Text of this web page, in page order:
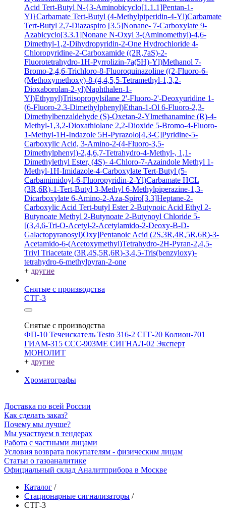
Acid Tert-Butyl N-{3-Aminobicyclo[1.1.1]Pentan-1-
Yl}Carbamate Tert-Butyl (4-Methylpiperidin-4-Yl)Carbamate
Tert-Butyl 2,7-Diazaspiro [3.5]Nonane- 7-Carboxylate 9-
Azabicyclo[3.3.1]Nonane N-Oxyl 3-(Aminomethyl)-4,6-
Dimethyl-1,2-Dihydropyridin-2-One Hydrochloride 4-
Chloropyridine-2-Carboxamide ((2R,7aS)-2-
Fluorotetrahydro-1H-Pyrrolizin-7a(5H)-Yl)Methanol 7-
Bromo-2,4,6-Trichloro-8-Fluoroquinazoline ((2-Fluoro-6-
(Methoxymethoxy)-8-(4,4,5,5-Tetramethyl-1,3,2-
Dioxaborolan-2-yl)Naphthalen-1-
Yl)Ethynyl)Triisopropylsilane 2'-Fluoro-2'-Deoxyuridine 1-
(6-Fluoro-2,3-Dimethylphenyl)Ethan-1-Ol 6-Fluoro-2,3-
Dimethylbenzaldehyde (S)-Oxetan-2-Ylmethanamine (R)-4-
Methyl-1,3,2-Dioxathiolane 2,2-Dioxide 5-Bromo-4-Fluoro-
1-Methyl-1H-Indazole 5H-Pyrazolo[4,3-C]Pyridine-5-
Carboxylic Acid, 3-Amino-2-(4-Fluoro-3,5-
Dimethylphenyl)-2,4,6,7-Tetrahydro-4-Methyl-, 1,1-
Dimethylethyl Ester, (4S)- 4-Chloro-7-Azaindole Methyl 1-
Methyl-1H-Imidazole-4-Carboxylate Tert-Butyl (5-
Carbamimidoyl-6-Fluoropyridin-2-Yl)Carbamate HCL
(3R,6R)-1-Tert-Butyl 3-Methyl 6-Methylpiperazine-1,3-
Dicarboxylate 6-Amino-2-Aza-Spiro[3.3]Heptane-2-
Carboxylic Acid Tert-butyl Ester 2-Butynoic Acid Ethyl 2-
Butynoate Methyl 2-Butynoate 2-Butynoyl Chloride 5-
[(3,4,6-Tri-O-Acetyl-2-Acetylamido-2-Deoxy-B-D-
Galactopyranosyl)Oxy]Pentanoic Acid (2S,3R,4R,5R,6R)-3-
Acetamido-6-(Acetoxymethyl)Tetrahydro-2H-Pyran-2,4,5-
Triyl Triacetate (3R,4S,5R,6R)-3,4,5-Tris(benzyloxy)-
tetrahydro-6-methylpyran-2-one
+ другие
Снятые с производства
СТГ-3
Снятые с производства
ФП-10 Течеискатель Testo 316-2 СГГ-20 Колион-701
ГИАМ-315 ССС-903МЕ СИГНАЛ-02 Эксперт
МОНОЛИТ
+ другие
Хроматографы
Доставка по всей России
Как сделать заказ?
Почему мы лучше?
Мы участвуем в тендерах
Работа с частными лицами
Условия возврата покупателям - физическим лицам
Статьи о газоаналитике
Официальный склад Аналитприбора в Москве
Каталог /
Стационарные сигнализаторы /
СТГ-3